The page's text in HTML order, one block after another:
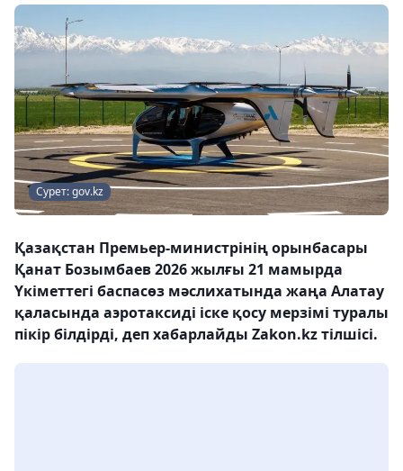
Сурет: gov.kz
Қазақстан Премьер-министрінің орынбасары
Қанат Бозымбаев 2026 жылғы 21 мамырда
Үкіметтегі баспасөз мәслихатында жаңа Алатау
қаласында аэротаксиді іске қосу мерзімі туралы
пікір білдірді, деп хабарлайды Zakon.kz тілшісі.